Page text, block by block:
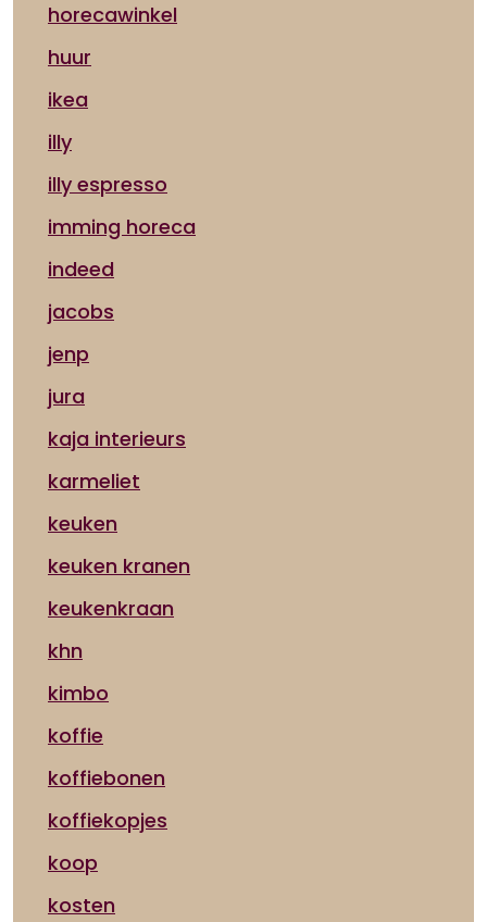
horecawinkel
huur
ikea
illy
illy espresso
imming horeca
indeed
jacobs
jenp
jura
kaja interieurs
karmeliet
keuken
keuken kranen
keukenkraan
khn
kimbo
koffie
koffiebonen
koffiekopjes
koop
kosten